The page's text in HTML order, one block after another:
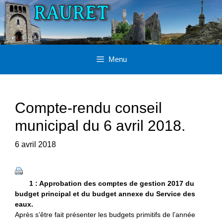
Aller
au
contenu
Menu
Compte-rendu conseil
municipal du 6 avril 2018.
6 avril 2018
1 : Approbation des comptes de gestion 2017 du
budget principal et du budget annexe du Service des
eaux.
Après s’être fait présenter les budgets primitifs de l’année